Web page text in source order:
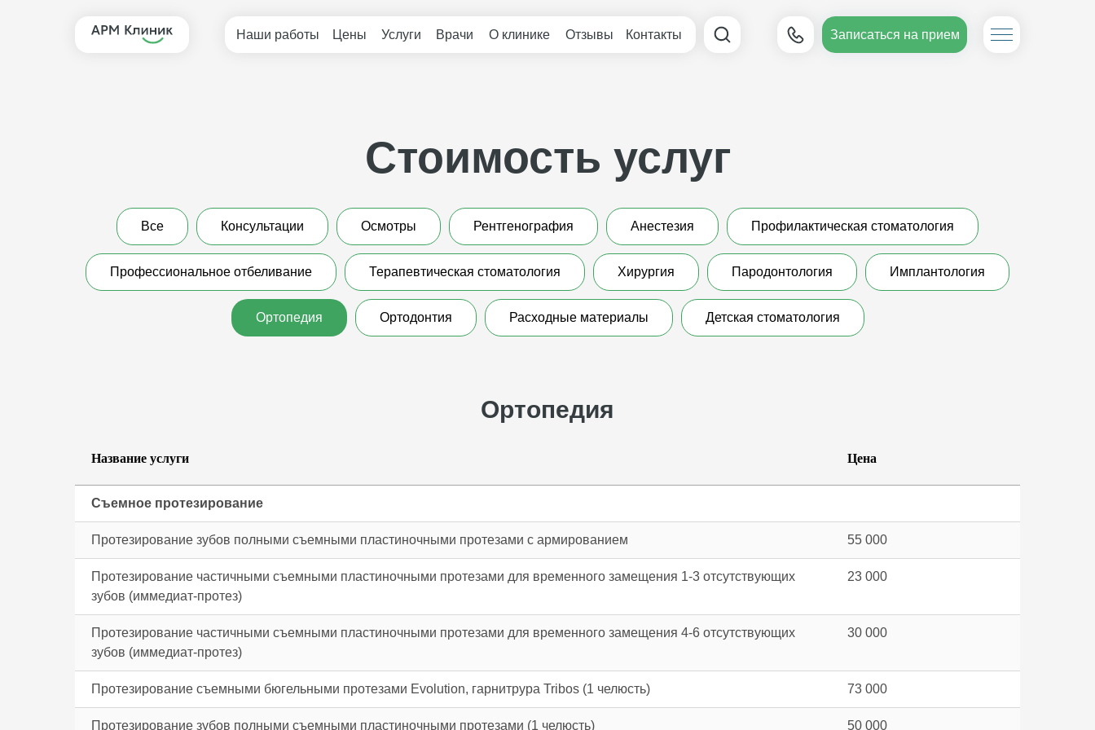
Записаться на прием
Контакты
Наши работы Отзывы
О клинике
Врачи
Цены Услуги
Стоимость услуг
Все Консультации Осмотры Рентгенография Анестезия Профилактическая стоматология
Профессиональное отбеливание Терапевтическая стоматология Хирургия Пародонтология Имплантология
Ортопедия Ортодонтия Расходные материалы Детская стоматология
Ортопедия
Название услуги Цена
Съемное протезирование
Протезирование зубов полными съемными пластиночными протезами с армированием 55 000
Протезирование частичными съемными пластиночными протезами для временного замещения 1-3 отсутствующих
зубов (иммедиат-протез)
23 000
Протезирование частичными съемными пластиночными протезами для временного замещения 4-6 отсутствующих
зубов (иммедиат-протез)
30 000
Протезирование съемными бюгельными протезами Evolution, гарнитрура Tribos (1 челюсть) 73 000
Протезирование зубов полными съемными пластиночными протезами (1 челюсть) 50 000